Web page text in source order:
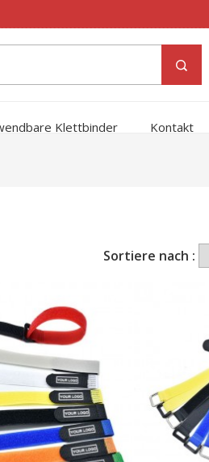
Klettbinder Kontakt
Sortiere nach :